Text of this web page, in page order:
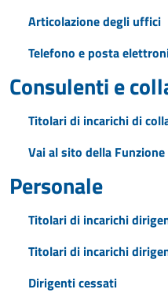
Articolazione degli uffici
Telefono e posta
Consulenti e
Titolari di incarichi di
Vai al sito della
Personale
Titolari di incarichi
Titolari di incarichi
Dirigenti cessati